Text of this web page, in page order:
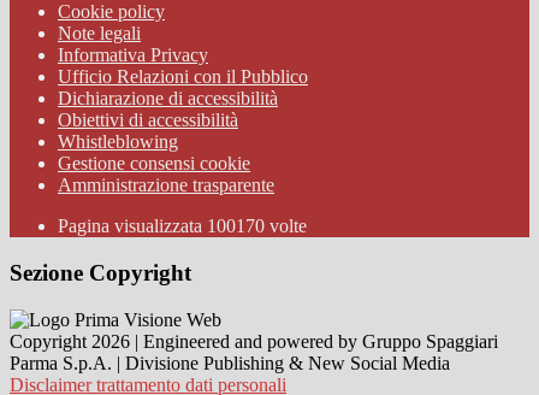
Cookie policy
Note legali
Informativa Privacy
Ufficio Relazioni con il Pubblico
Dichiarazione di accessibilità
Obiettivi di accessibilità
Whistleblowing
Gestione consensi cookie
Amministrazione trasparente
Pagina visualizzata 100170 volte
Sezione Copyright
Copyright 2026 | Engineered and powered by Gruppo Spaggiari
Parma S.p.A. | Divisione Publishing & New Social Media
Disclaimer trattamento dati personali